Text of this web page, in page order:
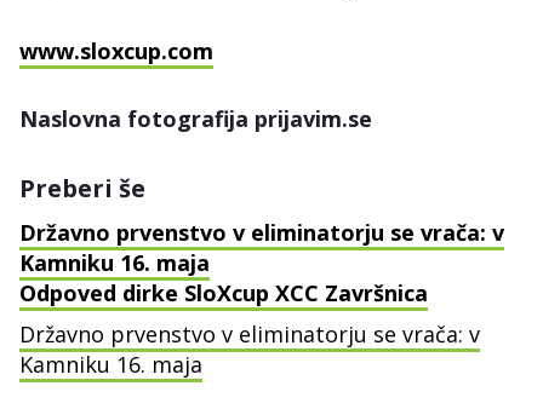
www.sloxcup.com
Naslovna fotografija prijavim.se
Preberi še
Državno prvenstvo v eliminatorju se vrača: v
Kamniku 16. maja
Odpoved dirke SloXcup XCC Završnica
Državno prvenstvo v eliminatorju se vrača: v
Kamniku 16. maja